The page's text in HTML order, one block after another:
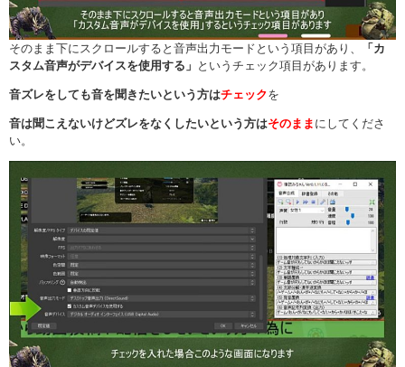
そのまま下にスクロールすると音声出力モードという項目があり、
「カ
スタム音声がデバイスを使用する」 というチェック項目があります。
音ズレを しても音を聞きたいという方はチェックを
音は聞こえないけどズレをなくしたいという方はそのまま にしてくださ
い。